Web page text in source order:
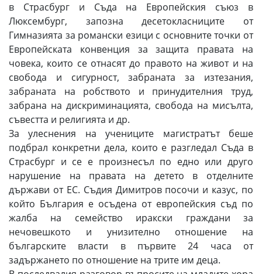
в Страсбург и Съда на Европейския съюз в
Люксембург, запозна десетокласниците от
Гимназията за романски езици с основните точки от
Европейската конвенция за защита правата на
човека, които се отнасят до правото на живот и на
свобода и сигурност, забраната за изтезания,
забраната на робството и принудителния труд,
забрана на дискриминацията, свобода на мисълта,
съвестта и религията и др.
За улеснения на учениците магистратът беше
подбрал конкретни дела, които е разгледал Съда в
Страсбург и се е произнесъл по едно или друго
нарушение на правата на детето в отделните
държави от ЕС. Съдия Димитров посочи и казус, по
който България е осъдена от европейския съд по
жалба на семейство иракски граждани за
нечовешкото и унизително отношение на
българските власти в първите 24 часа от
задържането по отношение на трите им деца.